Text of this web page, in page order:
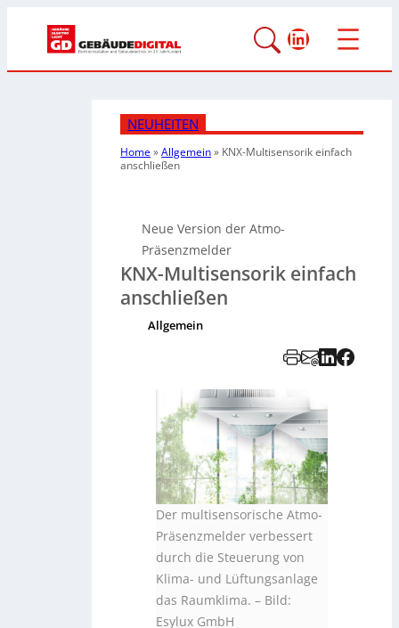
LinkedIn
NEUHEITEN
Home»Allgemein» KNX-Multisensorik einfach
anschließen
Neue Version der Atmo-
Präsenzmelder
KNX-Multisensorik einfach
anschließen
Allgemein
Der multisensorische Atmo-
Präsenzmelder verbessert
durch die Steuerung von
Klima- und Lüftungsanlage
das Raumklima. – Bild:
Esylux GmbH